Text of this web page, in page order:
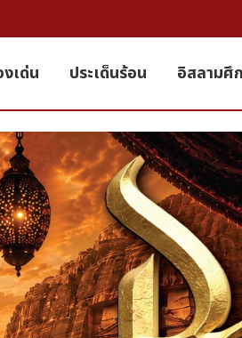
งเด่น ประเด็นร้อน อิสลามศึ